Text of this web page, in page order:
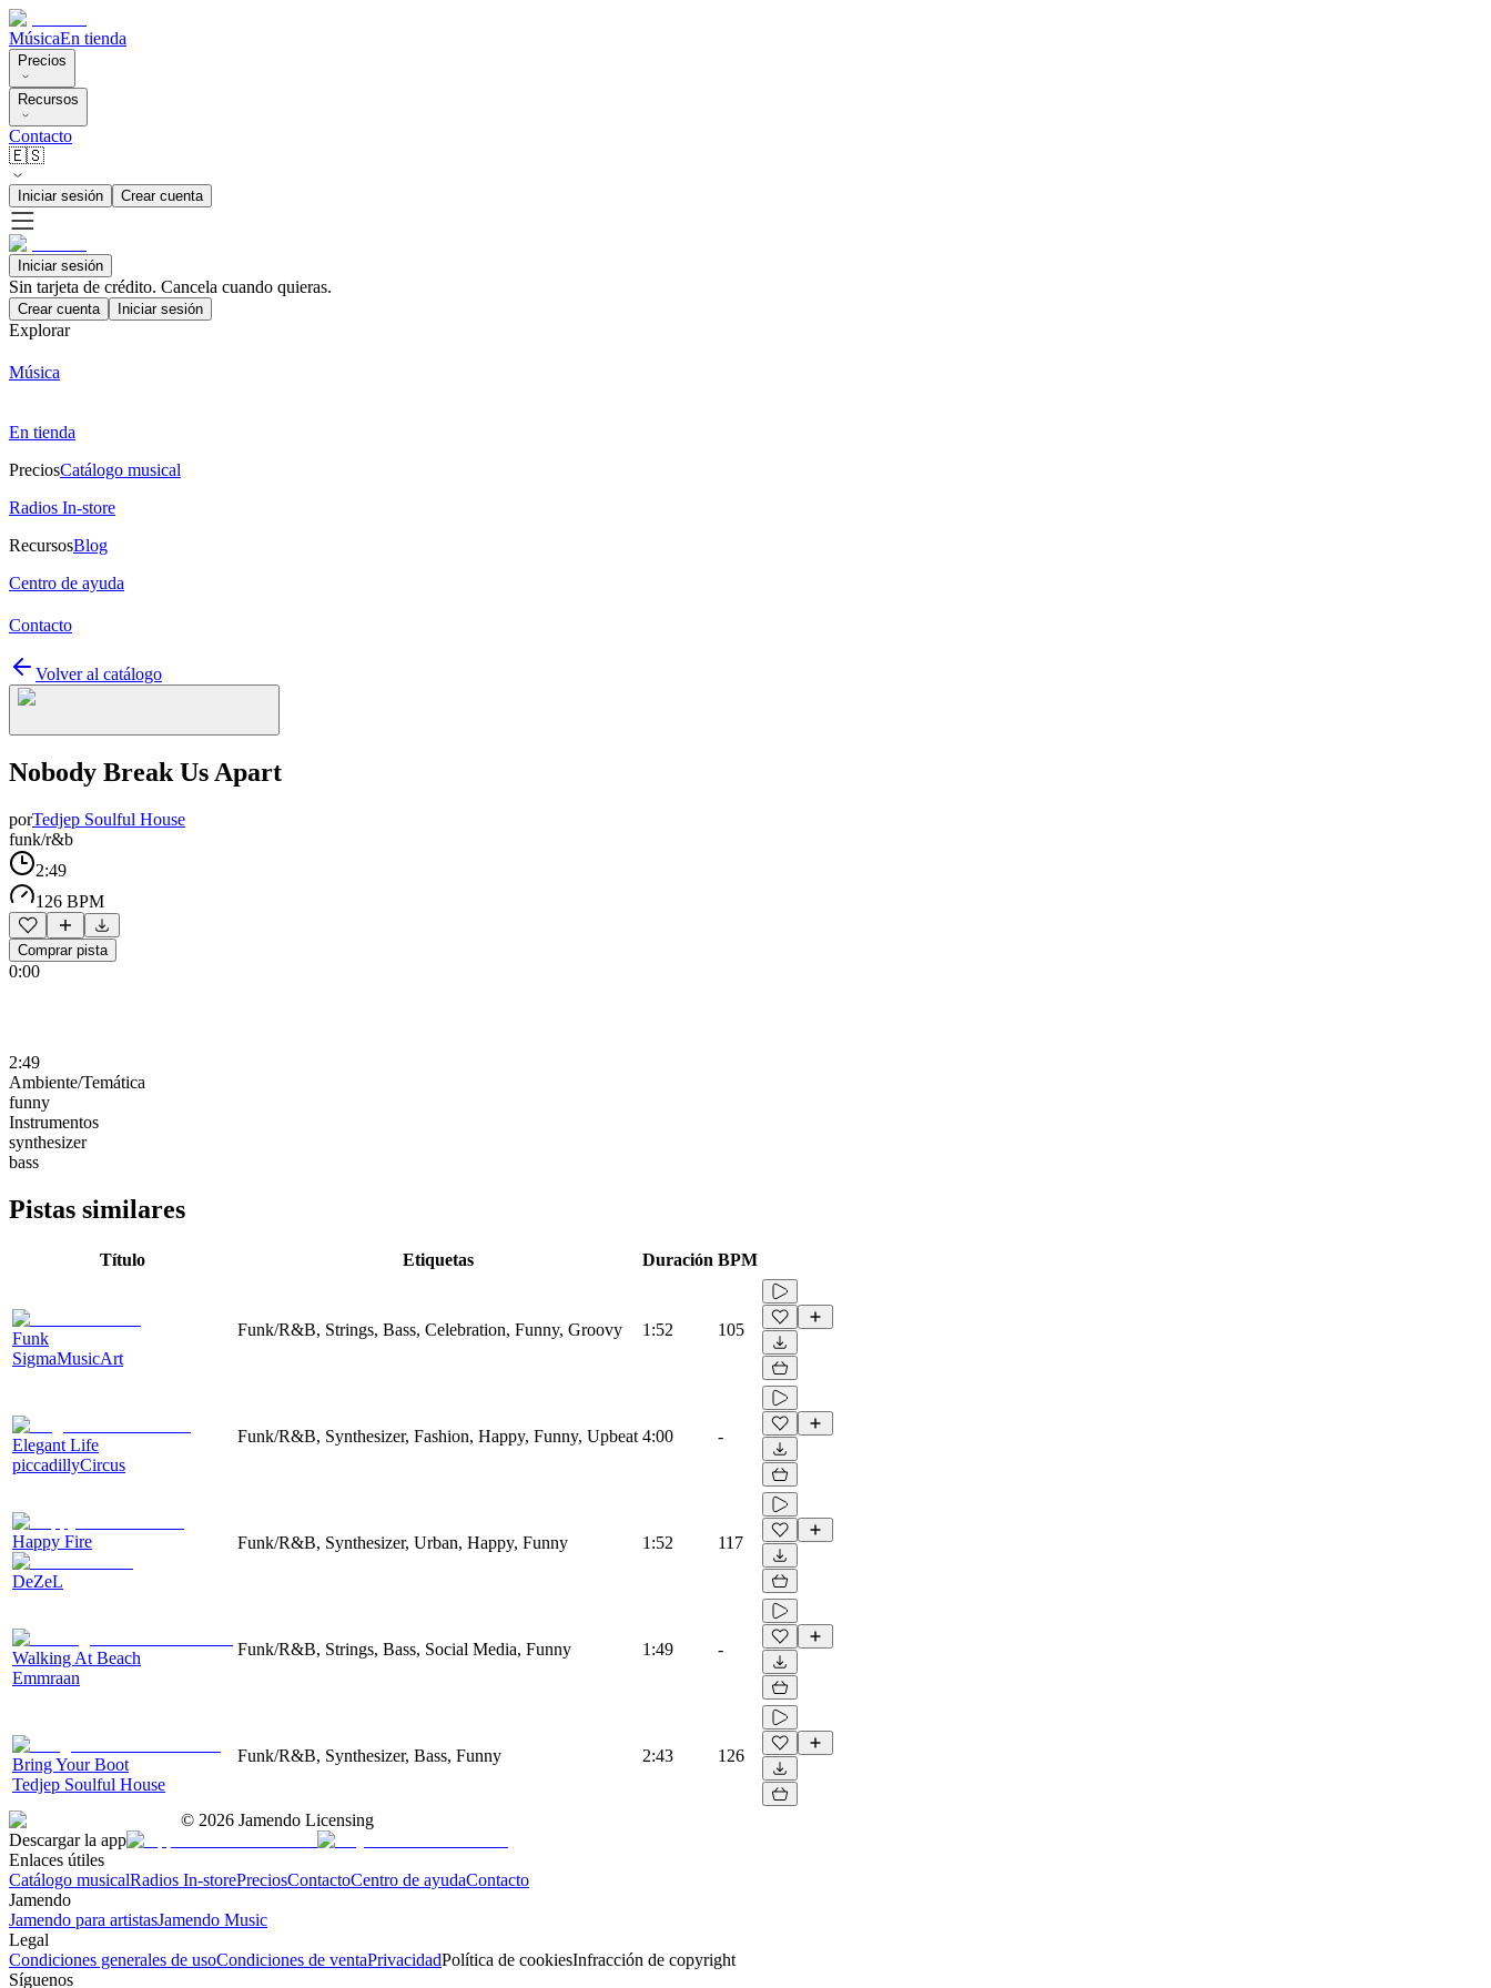
MúsicaEn tienda
Precios
Recursos
Contacto
🇪🇸
Iniciar sesión Crear cuenta
Iniciar sesión
Sin tarjeta de crédito. Cancela cuando quieras.
Crear cuenta Iniciar sesión
Explorar
Música
En tienda
PreciosCatálogo musical
Radios In-store
RecursosBlog
Centro de ayuda
Contacto
Volver al catálogo
Nobody Break Us Apart
porTedjep Soulful House
funk/r&b
2:49
126 BPM
Comprar pista
0:00
2:49
Ambiente/Temática
funny
Instrumentos
synthesizer
bass
Pistas similares
Título Etiquetas Duración BPM
Funk
SigmaMusicArt
Funk/R&B, Strings, Bass, Celebration, Funny, Groovy 1:52 105
Elegant Life
piccadillyCircus
Funk/R&B, Synthesizer, Fashion, Happy, Funny, Upbeat 4:00 -
Happy Fire
DeZeL
Funk/R&B, Synthesizer, Urban, Happy, Funny 1:52 117
Walking At Beach
Emmraan
Funk/R&B, Strings, Bass, Social Media, Funny 1:49 -
Bring Your Boot
Tedjep Soulful House
Funk/R&B, Synthesizer, Bass, Funny 2:43 126
© 2026 Jamendo Licensing
Descargar la app
Enlaces útiles
Catálogo musicalRadios In-storePreciosContactoCentro de ayudaContacto
Jamendo
Jamendo para artistasJamendo Music
Legal
Condiciones generales de usoCondiciones de ventaPrivacidadPolítica de cookiesInfracción de copyright
Síguenos